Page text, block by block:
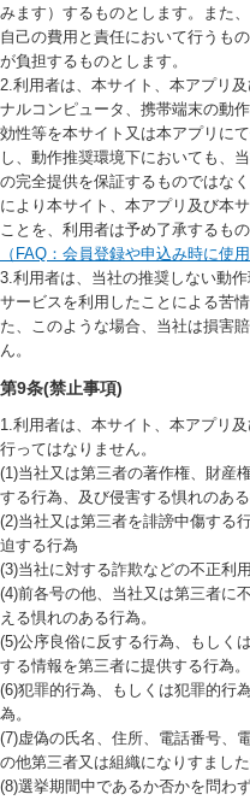
みます）するものとします。また
自己の費用と責任において行うも
が負担するものとします。
2.利用者は、本サイト、本アプリ
ナルコンピュータ、携帯端末の動
効性等を本サイト又は本アプリに
し、動作推奨環境下においても、
の完全提供を保証するものではな
により本サイト、本アプリ及び本
ことを、利用者は予め了承するもの
（FAQ：会員登録や申込み時に使
3.利用者は、当社の推奨しない動
サービスを利用したことによる苦
た、このような場合、当社は損害
ん。
第9条(禁止事項)
1.利用者は、本サイト、本アプリ
行ってはなりません。
(1)当社又は第三者の著作権、財産
する行為、及び侵害する惧れのある
(2)当社又は第三者を誹謗中傷する
迫する行為
(3)当社に対する詐欺などの不正利
(4)前各号の他、当社又は第三者に
える惧れのある行為。
(5)公序良俗に反する行為、もしく
する情報を第三者に提供する行為。
(6)犯罪的行為、もしくは犯罪的行
為。
(7)虚偽の氏名、住所、電話番号、
の他第三者又は組織になりすました
(8)選挙期間中であるか否かを問わ